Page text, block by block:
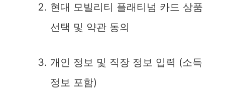
현대 모빌리티 플래티넘 카드 상품
선택 및 약관 동의
개인 정보 및 직장 정보 입력 (소득
정보 포함)